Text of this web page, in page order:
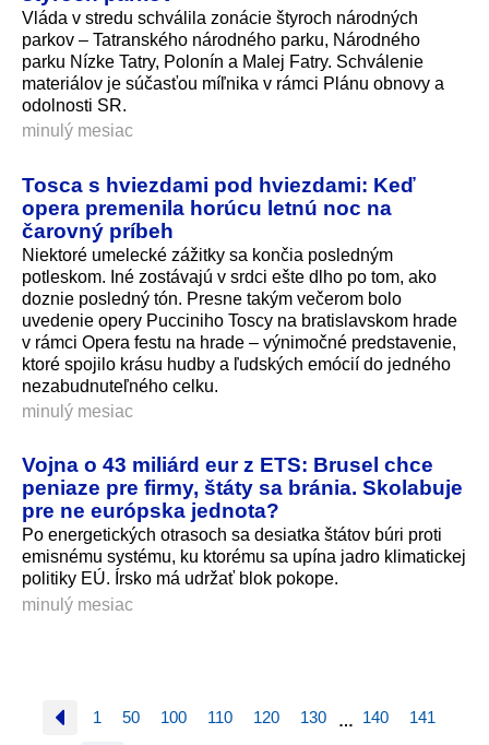
Vláda v stredu schválila zonácie štyroch národných
parkov – Tatranského národného parku, Národného
parku Nízke Tatry, Polonín a Malej Fatry. Schválenie
materiálov je súčasťou míľnika v rámci Plánu obnovy a
odolnosti SR.
minulý mesiac
Tosca s hviezdami pod hviezdami: Keď
opera premenila horúcu letnú noc na
čarovný príbeh
Niektoré umelecké zážitky sa končia posledným
potleskom. Iné zostávajú v srdci ešte dlho po tom, ako
doznie posledný tón. Presne takým večerom bolo
uvedenie opery Pucciniho Toscy na bratislavskom hrade
v rámci Opera festu na hrade – výnimočné predstavenie,
ktoré spojilo krásu hudby a ľudských emócií do jedného
nezabudnuteľné­ho celku.
minulý mesiac
Vojna o 43 miliárd eur z ETS: Brusel chce
peniaze pre firmy, štáty sa bránia. Skolabuje
pre ne európska jednota?
Po energetických otrasoch sa desiatka štátov búri proti
emisnému systému, ku ktorému sa upína jadro klimatickej
politiky EÚ. Írsko má udržať blok pokope.
minulý mesiac
1 50 100 110 120 130 … 140 141